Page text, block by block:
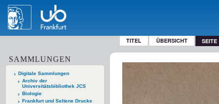
TITEL ÜBERSICHT SEITE
SAMMLUNGEN
Digitale Sammlungen
Archiv der
Universitätsbibliothek JCS
Biologie
Frankfurt und Seltene Drucke